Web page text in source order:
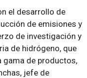
el desarrollo de
de emisiones y
de investigación y
de hidrógeno, que
gama de productos,
jefe de